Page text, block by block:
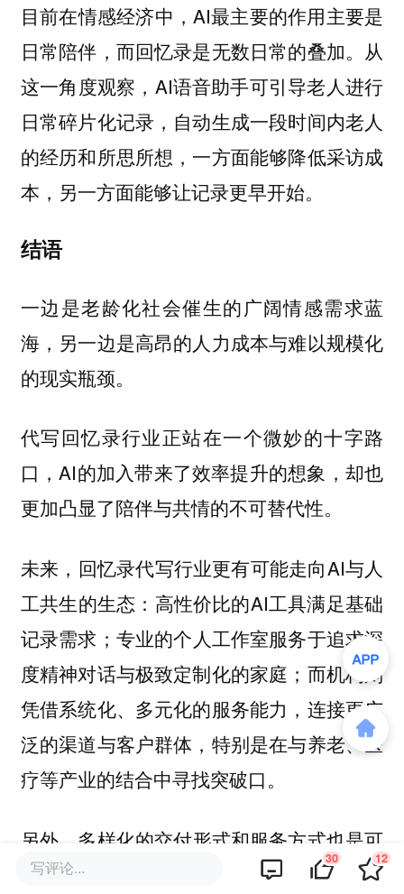
目前在情感经济中，AI最主要的作用主要是
日常陪伴，而回忆录是无数日常的叠加。从
这一角度观察，AI语音助手可引导老人进行
日常碎片化记录，自动生成一段时间内老人
的经历和所思所想，一方面能够降低采访成
本，另一方面能够让记录更早开始。
结语
一边是老龄化社会催生的广阔情感需求蓝
海，另一边是高昂的人力成本与难以规模化
的现实瓶颈。
代写回忆录行业正站在一个微妙的十字路
口，AI的加入带来了效率提升的想象，却也
更加凸显了陪伴与共情的不可替代性。
未来，回忆录代写行业更有可能走向AI与人
工共生的生态：高性价比的AI工具满足基础
记录需求；专业的个人工作室服务于追求深
度精神对话与极致定制化的家庭；而机构则
凭借系统化、多元化的服务能力，连接更广
泛的渠道与客户群体，特别是在与养老、医
疗等产业的结合中寻找突破口。
另外， 多样化的交付形式和服务方式也是可
探索的方向。
写评论... 30 12